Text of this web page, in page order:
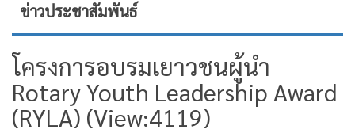
ข่าวประชาสัมพันธ์
โครงการอบรมเยาวชนผู้นำ
Rotary Youth Leadership Award
(RYLA) (View:4119)